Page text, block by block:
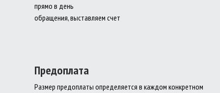
прямо в день
обращения, выставляем счет
Предоплата
Размер предоплаты определяется в каждом конкретном